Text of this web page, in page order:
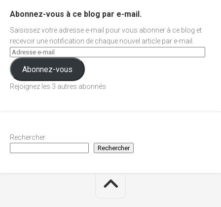
Abonnez-vous à ce blog par e-mail.
Saisissez votre adresse e-mail pour vous abonner à ce blog et
recevoir une notification de chaque nouvel article par e-mail.
Abonnez-vous
Rejoignez les 3 autres abonnés
Rechercher
Rechercher